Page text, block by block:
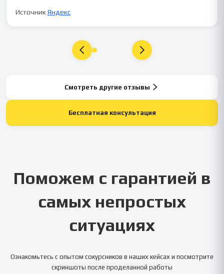
ИсточникЯндекс
Смотреть другие отзывы
Бесплатная консультация
Поможем с гарантией в
самых непростых
ситуациях
Ознакомьтесь с опытом сокурсников в наших кейсах и посмотрите
скриншоты после проделанной работы